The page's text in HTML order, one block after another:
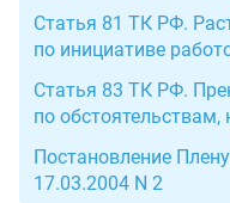
Статья 81 ТК РФ.
по инициативе
Статья 83 ТК РФ.
по
Постановление
17.03.2004 N 2